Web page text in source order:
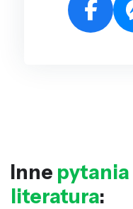
Inne pytania
literatura: